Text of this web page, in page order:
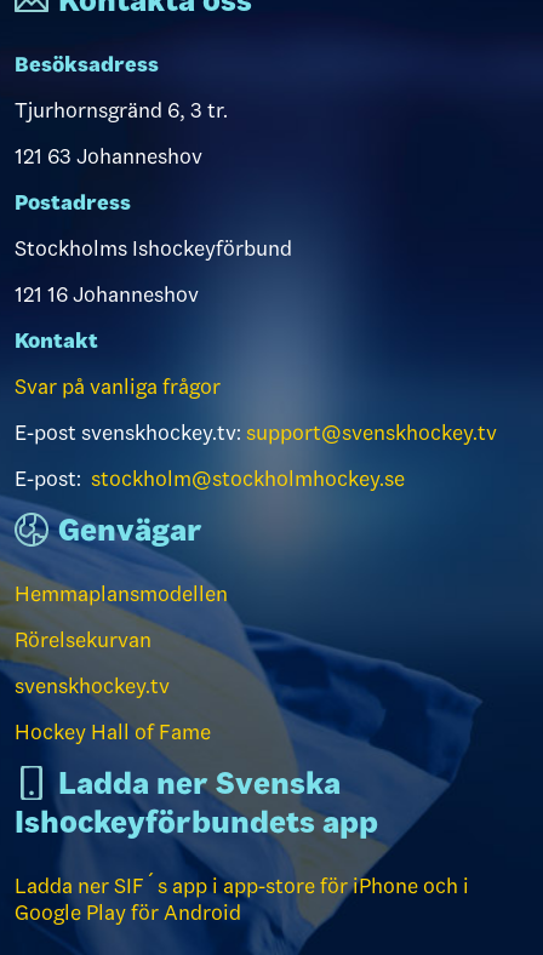
Besöksadress
Tjurhornsgränd 6, 3 tr.
121 63 Johanneshov
Postadress
Stockholms Ishockeyförbund
121 16 Johanneshov
Kontakt
Svar på vanliga frågor
E-post svenskhockey.tv: support@svenskhockey.tv
E-post: stockholm@stockholmhockey.se
Genvägar
Hemmaplansmodellen
Rörelsekurvan
svenskhockey.tv
Hockey Hall of Fame
Ladda ner Svenska
Ishockeyförbundets app
Ladda ner SIF´s app i app-store för iPhone och i
Google Play för Android